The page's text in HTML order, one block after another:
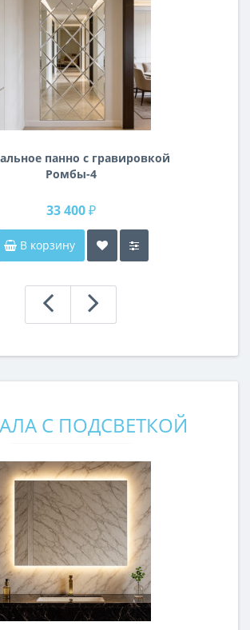
панно с гравировкой
Ромбы-4
33 400 ₽
В корзину
С ПОДСВЕТКОЙ